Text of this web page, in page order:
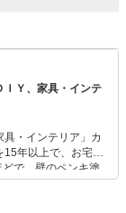
ＩＹ、家具・インテ
具・インテリア」カ
15年以上で、お宅訪
で、壁のペンキ塗
み。初心者でもモノ